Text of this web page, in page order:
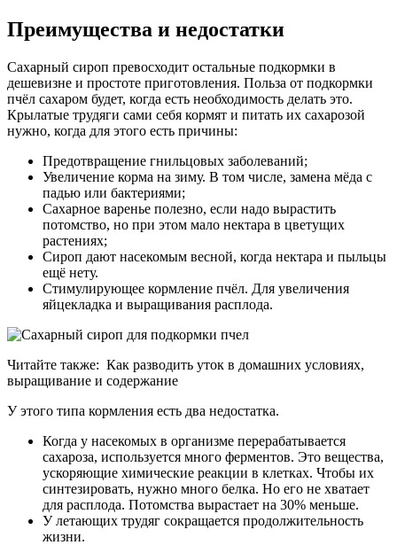
Преимущества и недостатки
Сахарный сироп превосходит остальные подкормки в
дешевизне и простоте приготовления. Польза от подкормки
пчёл сахаром будет, когда есть необходимость делать это.
Крылатые трудяги сами себя кормят и питать их сахарозой
нужно, когда для этого есть причины:
Предотвращение гнильцовых заболеваний;
Увеличение корма на зиму. В том числе, замена мёда с
падью или бактериями;
Сахарное варенье полезно, если надо вырастить
потомство, но при этом мало нектара в цветущих
растениях;
Сироп дают насекомым весной, когда нектара и пыльцы
ещё нету.
Стимулирующее кормление пчёл. Для увеличения
яйцекладка и выращивания расплода.
Читайте также: Как разводить уток в домашних условиях,
выращивание и содержание
У этого типа кормления есть два недостатка.
Когда у насекомых в организме перерабатывается
сахароза, используется много ферментов. Это вещества,
ускоряющие химические реакции в клетках. Чтобы их
синтезировать, нужно много белка. Но его не хватает
для расплода. Потомства вырастает на 30% меньше.
У летающих трудяг сокращается продолжительность
жизни.